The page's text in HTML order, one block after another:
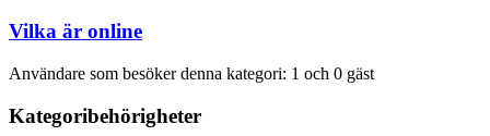
Vilka är online
Användare som besöker denna kategori: 1 och 0 gäst
Kategoribehörigheter